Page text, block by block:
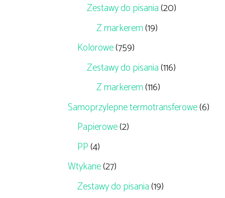
Zestawy do pisania(20)
Z markerem(19)
Kolorowe(759)
Zestawy do pisania(116)
Z markerem(116)
Samoprzylepne termotransferowe(6)
Papierowe(2)
PP(4)
Wtykane(27)
Zestawy do pisania(19)